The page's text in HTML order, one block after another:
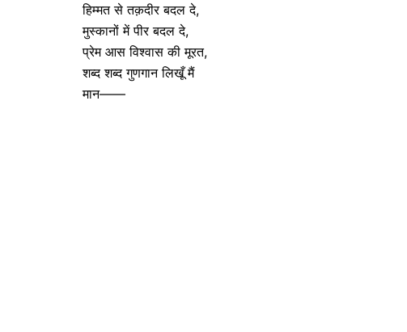
हिम्मत से तक़दीर बदल दे,
मुस्कानों में पीर बदल दे,
प्रेम आस विश्वास की मूरत,
शब्द शब्द गुणगान लिखूँ मैं
मान——